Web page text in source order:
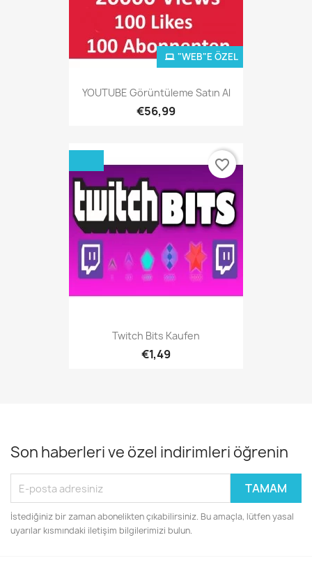
YOUTUBE Görüntüleme Satın Al
€56,99
"WEB"E ÖZEL
Twitch Bits Kaufen
€1,49
favorite_border
Son haberleri ve özel indirimleri öğrenin
İstediğiniz bir zaman abonelikten çıkabilirsiniz. Bu amaçla, lütfen yasal
uyarılar kısmındaki iletişim bilgilerimizi bulun.